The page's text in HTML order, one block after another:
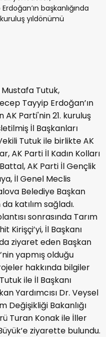
başkanlığında
yıldönümü
Tutuk,
Tayyip Erdoğan’ın
Parti'nin 21. kuruluş
İl Başkanları
Tutuk ile birlikte AK
AK Parti İl Kadın Kolları
AK Parti İl Gençlik
İl Genel Meclis
Belediye Başkan
katılım sağladı.
sonrasında Tarım
Kirişçi’yi, İl Başkanı
ziyaret eden Başkan
yapmış olduğu
hakkında bilgiler
ile İl Başkanı
Yardımcısı Dr. Veysel
Değişikliği Bakanlığı
Turan Konak ile İller
ziyarette bulundu.